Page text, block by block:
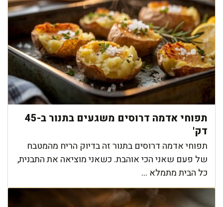
תפוחי אדמה דרוסים משגעים בתנור ב-45
דק'
תפוחי אדמה דרוסים בתנור זה בדיוק הריח מהמטבח
של פעם שאני הכי אוהבת. כשאני מוציאה את התבנית,
כל הבית מתמלא ...